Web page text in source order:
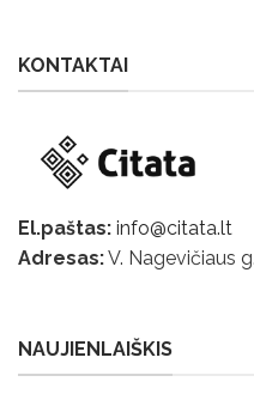
KONTAKTAI
El.paštas: info@citata.lt
Adresas:V. Nagevičiaus
NAUJIENLAIŠKIS